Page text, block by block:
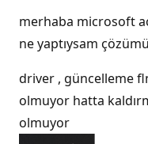
merhaba microsoft
ne yaptıysam
driver , güncelleme
olmuyor hatta
olmuyor